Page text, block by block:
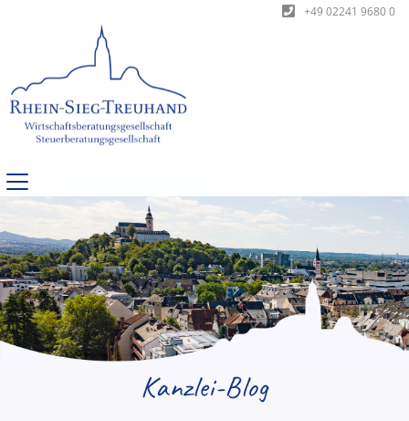
+49 02241 9680 0
Kanzlei-Blog